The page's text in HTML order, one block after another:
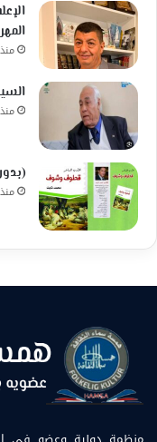
منذ 12 ساعة
منذ 17 ساعة
منذ 18 ساعة